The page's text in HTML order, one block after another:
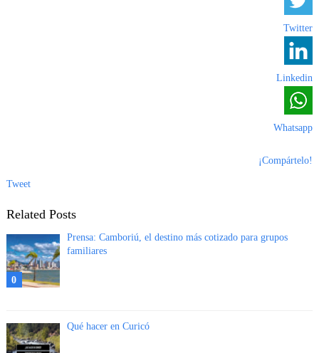
Twitter
Linkedin
Whatsapp
¡Compártelo!
Tweet
Related Posts
0
Prensa: Camboriú, el destino más cotizado para grupos
familiares
Qué hacer en Curicó